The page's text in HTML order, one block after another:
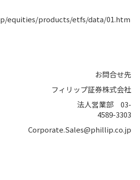
equities/products/etfs/data/01.htm
お問合せ先
ィリップ証券株式会社
業部 03-
4589-3303
Corporate.Sales@phillip.co.jp